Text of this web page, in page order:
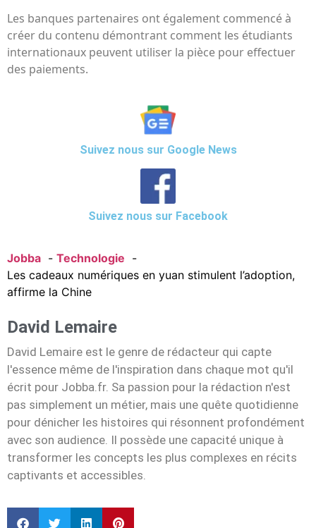
Les banques partenaires ont également commencé à
créer du contenu démontrant comment les étudiants
internationaux peuvent utiliser la pièce pour effectuer
des paiements.
Suivez nous sur Google News
Suivez nous sur Facebook
Jobba
Technologie
Les cadeaux numériques en yuan stimulent l’adoption,
affirme la Chine
David Lemaire
David Lemaire est le genre de rédacteur qui capte
l'essence même de l'inspiration dans chaque mot qu'il
écrit pour Jobba.fr. Sa passion pour la rédaction n'est
pas simplement un métier, mais une quête quotidienne
pour dénicher les histoires qui résonnent profondément
avec son audience. Il possède une capacité unique à
transformer les concepts les plus complexes en récits
captivants et accessibles.